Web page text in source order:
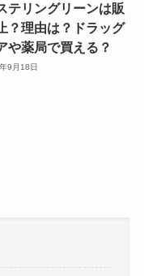
テリングリーンは販
？理由は？ドラッグ
や薬局で買える？
9月18日